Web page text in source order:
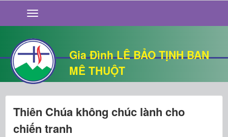
Gia Đình LÊ BẢO TỊNH BAN
MÊ THUỘT
GIỚI THIỆU
TIN TỨC
SỐNG ĐẠO
CHUYỆN NHÀ
QUÁN VĂN
THƯ GIÃN
Thiên Chúa không chúc lành cho
chiến tranh